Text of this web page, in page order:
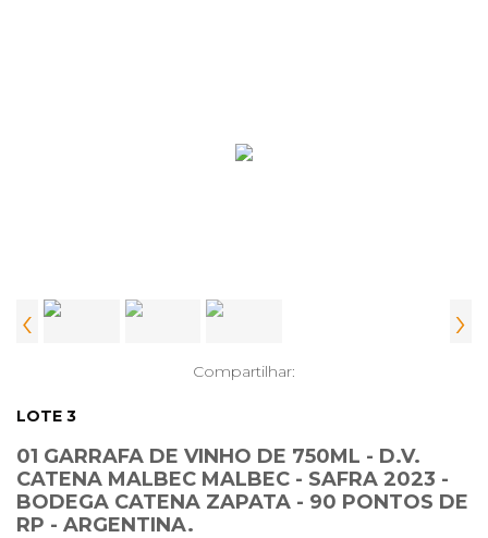
‹ ›
Compartilhar:
LOTE 3
01 GARRAFA DE VINHO DE 750ML - D.V.
CATENA MALBEC MALBEC - SAFRA 2023 -
BODEGA CATENA ZAPATA - 90 PONTOS DE
RP - ARGENTINA.